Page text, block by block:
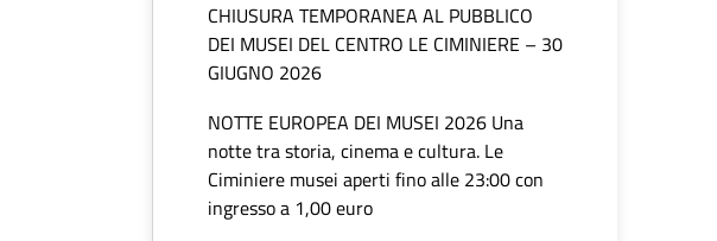
CHIUSURA TEMPORANEA AL PUBBLICO
DEI MUSEI DEL CENTRO LE CIMINIERE – 30
GIUGNO 2026
NOTTE EUROPEA DEI MUSEI 2026 Una
notte tra storia, cinema e cultura. Le
Ciminiere musei aperti fino alle 23:00 con
ingresso a 1,00 euro